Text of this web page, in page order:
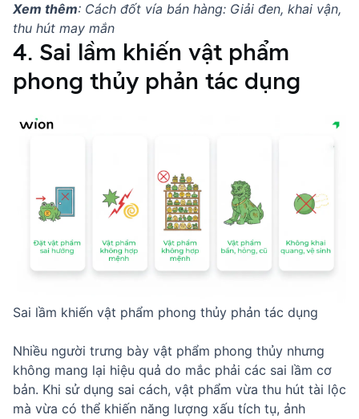
Xem thêm: Cách đốt vía bán hàng: Giải đen, khai vận,
thu hút may mắn
4. Sai lầm khiến vật phẩm
phong thủy phản tác dụng
Sai lầm khiến vật phẩm phong thủy phản tác dụng
Nhiều người trưng bày vật phẩm phong thủy nhưng
không mang lại hiệu quả do mắc phải các sai lầm cơ
bản. Khi sử dụng sai cách, vật phẩm vừa thu hút tài lộc
mà vừa có thể khiến năng lượng xấu tích tụ, ảnh